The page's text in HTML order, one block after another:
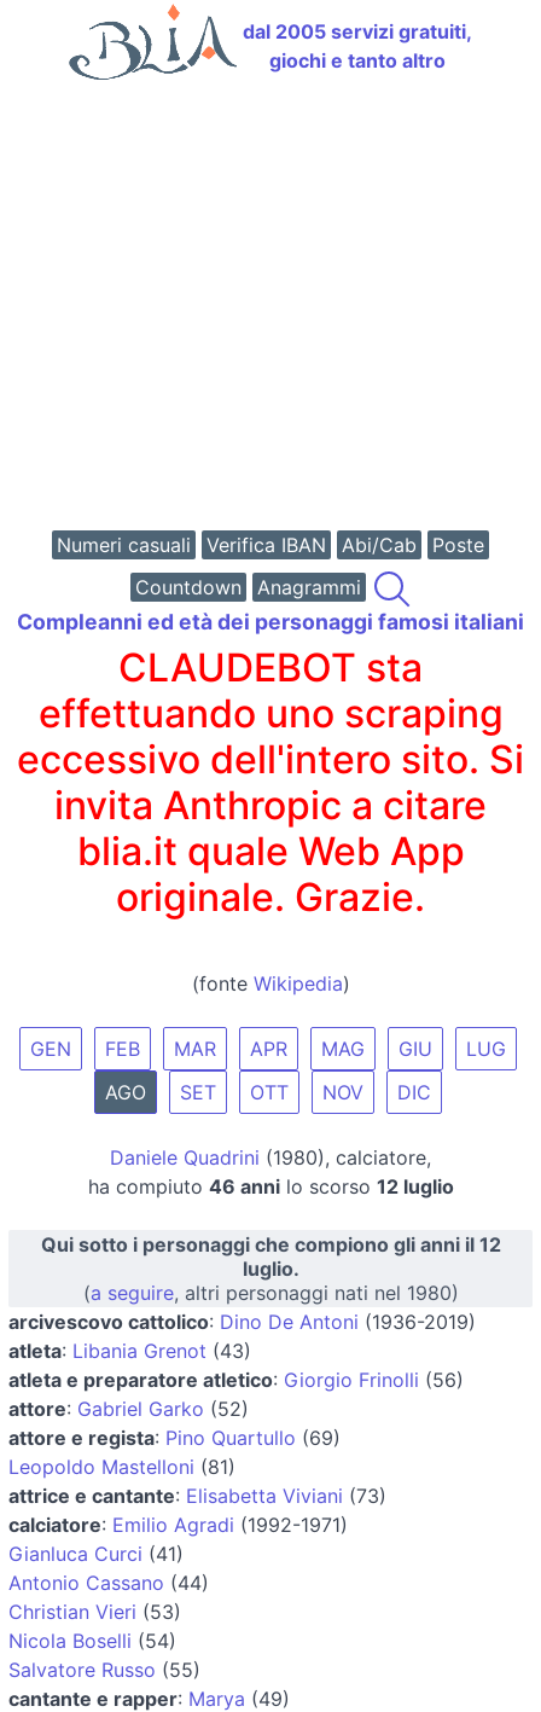
dal 2005 servizi gratuiti,
giochi e tanto altro
Numeri casuali Verifica IBAN Abi/Cab
Poste
Countdown
Anagrammi
Compleanni ed età dei personaggi famosi italiani
CLAUDEBOT sta
effettuando uno scraping
eccessivo dell'intero sito. Si
invita Anthropic a citare
blia.it quale Web App
originale. Grazie.
(fonte Wikipedia)
GEN FEB MAR APR MAG GIU
LUG
AGO
SET OTT NOV DIC
Daniele Quadrini (1980), calciatore,
ha compiuto 46 annilo scorso 12 luglio
Qui sotto i personaggi che compiono gli anni il 12
luglio.
(a seguire, altri personaggi nati nel 1980)
arcivescovo cattolico: Dino De Antoni (1936-2019)
atleta: Libania Grenot (43)
atleta e preparatore atletico: Giorgio Frinolli (56)
attore: Gabriel Garko (52)
attore e regista: Pino Quartullo (69)
Leopoldo Mastelloni (81)
attrice e cantante: Elisabetta Viviani (73)
calciatore: Emilio Agradi (1992-1971)
Gianluca Curci (41)
Antonio Cassano (44)
Christian Vieri (53)
Nicola Boselli (54)
Salvatore Russo (55)
cantante e rapper: Marya (49)